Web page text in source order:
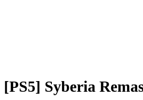
[PS5] Syberia